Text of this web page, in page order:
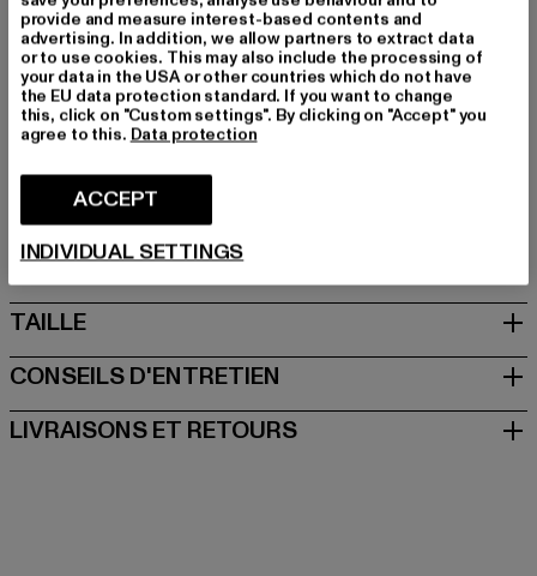
Marque: Pica Pica
Catégorie: Snapback
Couleur: pink
Couleur du fabricant: pink cotton
Composition du matériau: 100% Coton
Fabricant: The Mad Agency GmbH |
Hollefeldstraße 16 | 48282 Emsdetten | DE
TAILLE
CONSEILS D'ENTRETIEN
LIVRAISONS ET RETOURS
provide and measure interest-based contents and
advertising. In addition, we allow partners to extract data
or to use cookies. This may also include the processing of
your data in the USA or other countries which do not have
the EU data protection standard. If you want to change
this, click on "Custom settings". By clicking on "Accept" you
agree to this. Data protection
ACCEPT
INDIVIDUAL SETTINGS